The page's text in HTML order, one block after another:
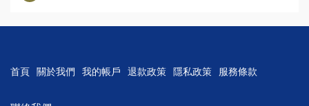
首頁 關於我們 我的帳戶 退款政策 隱私政策 服務條款